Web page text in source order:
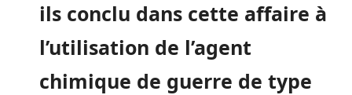
ils conclu dans cette affaire à
l’utilisation de l’agent
chimique de guerre de type